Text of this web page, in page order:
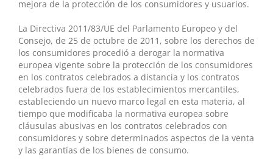
mejora de la protección de los consumidores y usuarios.
La Directiva 2011/83/UE del Parlamento Europeo y del
Consejo, de 25 de octubre de 2011, sobre los derechos de
los consumidores procedió a derogar la normativa
europea vigente sobre la protección de los consumidores
en los contratos celebrados a distancia y los contratos
celebrados fuera de los establecimientos mercantiles,
estableciendo un nuevo marco legal en esta materia, al
tiempo que modificaba la normativa europea sobre
cláusulas abusivas en los contratos celebrados con
consumidores y sobre determinados aspectos de la venta
y las garantías de los bienes de consumo.